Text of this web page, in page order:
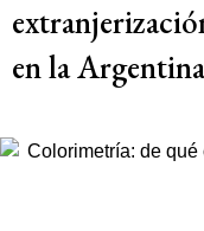
en la Argentina